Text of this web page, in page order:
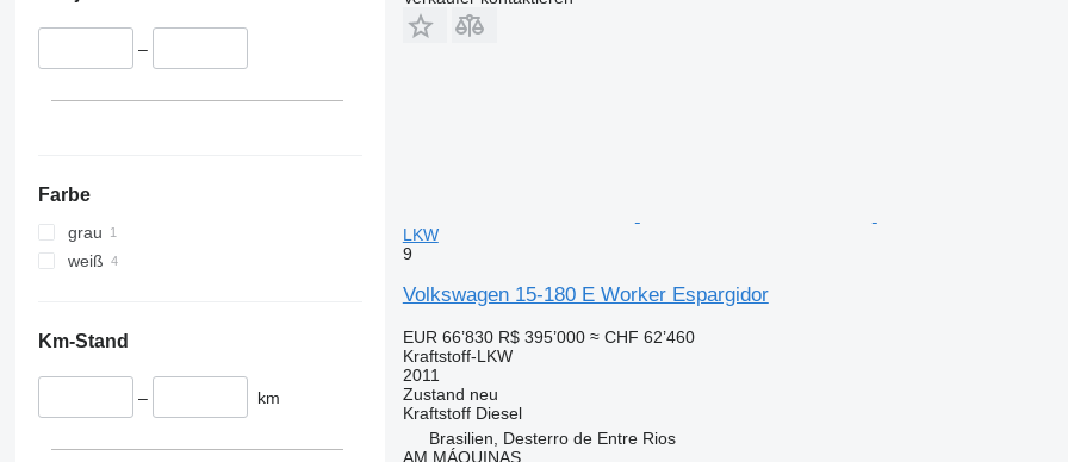
–
Farbe
grau
weiß
Km-Stand
– km
LKW
9
Volkswagen 15-180 E Worker Espargidor
EUR 66’830 R$ 395’000 ≈ CHF 62’460
Kraftstoff-LKW
2011
Zustand neu
Kraftstoff Diesel
Brasilien, Desterro de Entre Rios
AM MÁQUINAS